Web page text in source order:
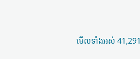
មើល​ទាំងអស់ 41,291